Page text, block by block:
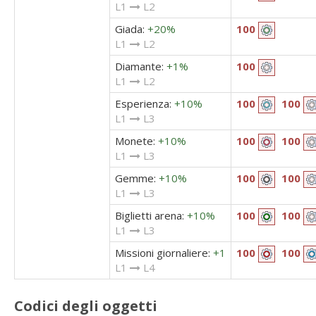
L1
L2
Giada: +20%
L1
L2
100
Diamante: +1%
L1
L2
100
Esperienza: +10%
L1
L3
100 100
Monete: +10%
L1
L3
100 100
Gemme: +10%
L1
L3
100 100
Biglietti arena: +10%
L1
L3
100 100
Missioni giornaliere: +1
L1
L4
100 100
Codici degli oggetti